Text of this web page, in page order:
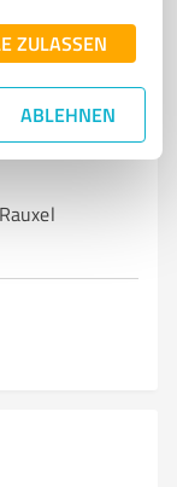
ZULASSEN
ABLEHNEN
DIY-Projekte